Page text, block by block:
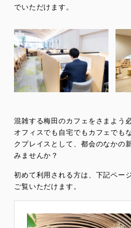
でいただけます。
混雑する梅田のカフェをさまよう
オフィスでも自宅でもカフェでも
クプレイスとして、都会のなかの
みませんか？
初めて利用される方は、下記ペー
ご覧いただけます。